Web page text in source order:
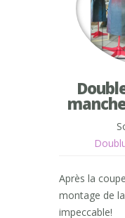
Après la
montage de
impeccable!